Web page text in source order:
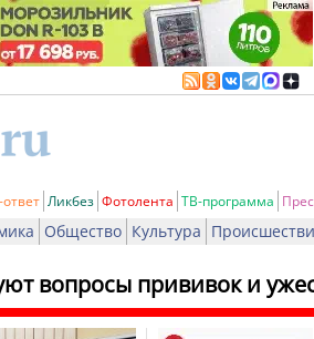
Ликбез Фотолента ТВ-программа
Общество Культура
вопросы прививок и